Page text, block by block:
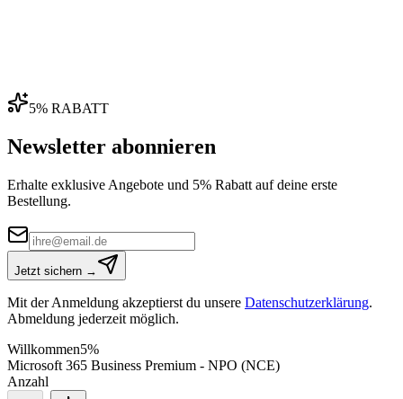
5% RABATT
Newsletter abonnieren
Erhalte exklusive Angebote und 5% Rabatt auf deine erste
Bestellung.
Jetzt sichern →
Mit der Anmeldung akzeptierst du unsere Datenschutzerklärung.
Abmeldung jederzeit möglich.
Willkommen5%
Microsoft 365 Business Premium - NPO (NCE)
Anzahl